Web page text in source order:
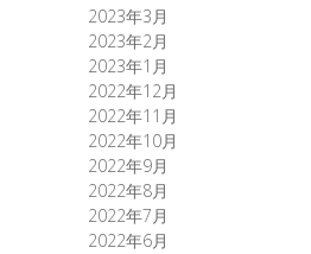
2023年3月
2023年2月
2023年1月
2022年12月
2022年11月
2022年10月
2022年9月
2022年8月
2022年7月
2022年6月